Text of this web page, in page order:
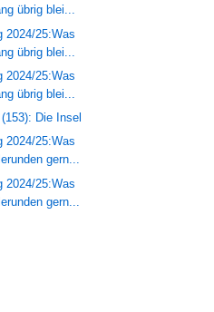
übrig blei...
2024/25:Was
übrig blei...
2024/25:Was
übrig blei...
Die Insel
2024/25:Was
gern...
2024/25:Was
gern...